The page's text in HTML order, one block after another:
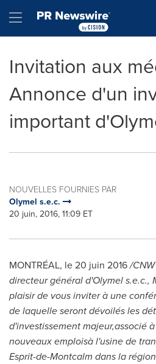
Hamburger menu
Invitation aux
Annonce d'un
important
NOUVELLES FOURNIES PAR
Olymel s.e.c.
20 juin, 2016, 11:09 ET
MONTRÉAL, le 20 juin 2016/
directeur général d'Olymel s.e.c.,
plaisir de vous inviter à une
de laquelle seront dévoilés les
d'investissement majeur,associé
nouveaux emploisà l'usine de
Esprit-de-Montcalm dans la